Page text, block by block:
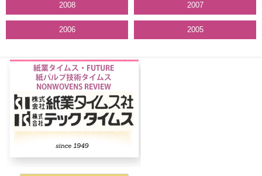
2008 2007
2006 2005